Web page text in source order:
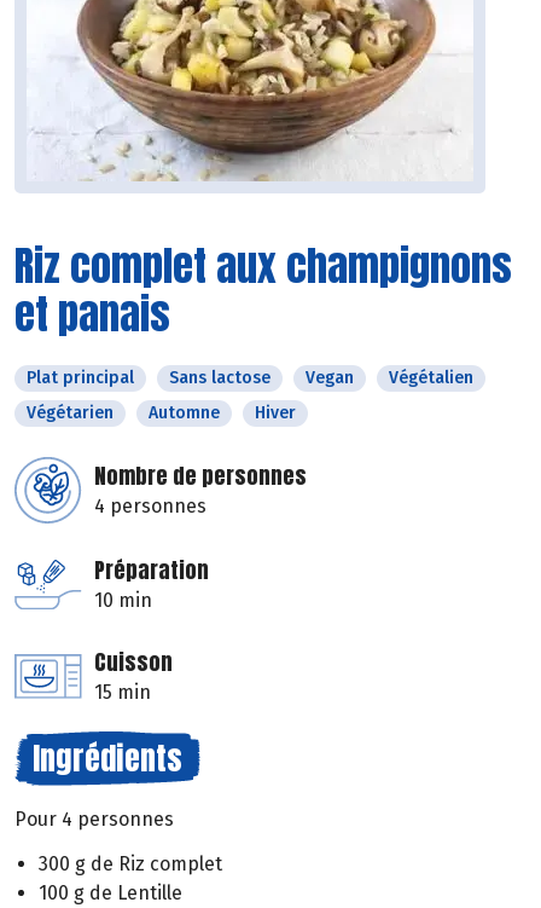
Riz complet aux champignons
et panais
Plat principal Sans lactose Vegan
Végétalien
Végétarien
Automne Hiver
Nombre de personnes
4 personnes
Préparation
10 min
Cuisson
15 min
Ingrédients
Pour 4 personnes
300 g de Riz complet
100 g de Lentille